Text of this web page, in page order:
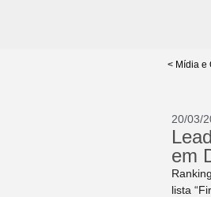
< Mídia e
20/03/
em
lista